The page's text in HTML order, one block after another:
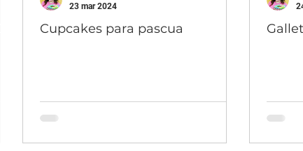
Cupcakes para pascua
23 mar 2024